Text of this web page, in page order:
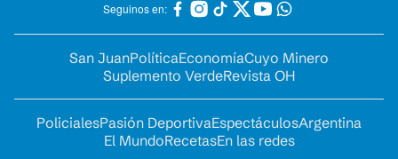
Seguinos en:
San JuanPolíticaEconomíaCuyo Minero
Suplemento VerdeRevista OH
PolicialesPasión DeportivaEspectáculosArgentina
El MundoRecetasEn las redes